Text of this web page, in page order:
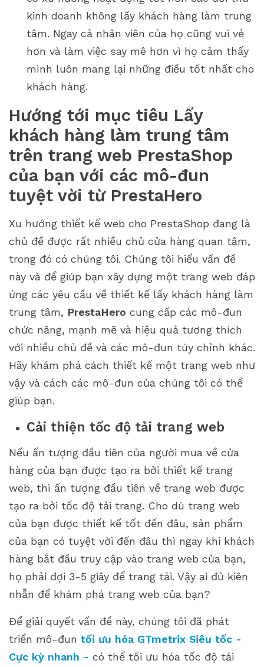
kinh doanh không lấy khách hàng làm trung
tâm. Ngay cả nhân viên của họ cũng vui vẻ
hơn và làm việc say mê hơn vì họ cảm thấy
mình luôn mang lại những điều tốt nhất cho
khách hàng.
Hướng tới mục tiêu Lấy
khách hàng làm trung tâm
trên trang web PrestaShop
của bạn với các mô-đun
tuyệt vời từ PrestaHero
Xu hướng thiết kế web cho PrestaShop đang là
chủ đề được rất nhiều chủ cửa hàng quan tâm,
trong đó có chúng tôi. Chúng tôi hiểu vấn đề
này và để giúp bạn xây dựng một trang web đáp
ứng các yêu cầu về thiết kế lấy khách hàng làm
trung tâm, PrestaHero cung cấp các mô-đun
chức năng, mạnh mẽ và hiệu quả tương thích
với nhiều chủ đề và các mô-đun tùy chỉnh khác.
Hãy khám phá cách thiết kế một trang web như
vậy và cách các mô-đun của chúng tôi có thể
giúp bạn.
Cải thiện tốc độ tải trang web
Nếu ấn tượng đầu tiên của người mua về cửa
hàng của bạn được tạo ra bởi thiết kế trang
web, thì ấn tượng đầu tiên về trang web được
tạo ra bởi tốc độ tải trang. Cho dù trang web
của bạn được thiết kế tốt đến đâu, sản phẩm
của bạn có tuyệt vời đến đâu thì ngay khi khách
hàng bắt đầu truy cập vào trang web của bạn,
họ phải đợi 3-5 giây để trang tải. Vậy ai đủ kiên
nhẫn để khám phá trang web của bạn?
Để giải quyết vấn đề này, chúng tôi đã phát
triển mô-đun tối ưu hóa GTmetrix Siêu tốc -
Cực kỳ nhanh - có thể tối ưu hóa tốc độ tải